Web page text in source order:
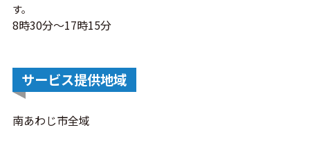
す。
8時30分～17時15分
サービス提供地域
南あわじ市全域